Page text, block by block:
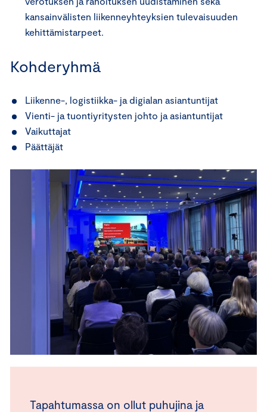
kansainvälisten liikenneyhteyksien tulevaisuuden
kehittämistarpeet.
Kohderyhmä
Liikenne-, logistiikka- ja digialan asiantuntijat
Vienti- ja tuontiyritysten johto ja asiantuntijat
Vaikuttajat
Päättäjät
Tapahtumassa on ollut puhujina ja